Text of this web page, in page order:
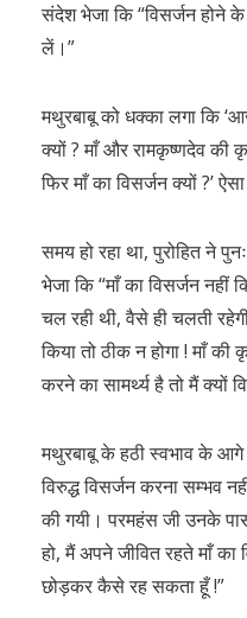
संदेश भेजा कि “विसर्जन होने
लें।”
मथुरबाबू को धक्का लगा कि
क्यों ? माँ और रामकृष्णदेव की
फिर माँ का विसर्जन क्यों ?’
समय हो रहा था, पुरोहित ने
भेजा कि “माँ का विसर्जन
चल रही थी, वैसे ही चलती
किया तो ठीक न होगा ! माँ
करने का सामर्थ्य है तो मैं क्यों
मथुरबाबू के हठी स्वभाव के
विरुद्ध विसर्जन करना सम्भव
की गयी। परमहंस जी उनके
हो, मैं अपने जीवित रहते माँ का
छोड़कर कैसे रह सकता हूँ !”